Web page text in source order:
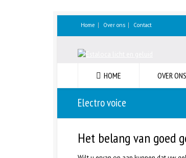
Home Over ons Contact
HOME OVER ONS
Electro voice
Het belang van goed